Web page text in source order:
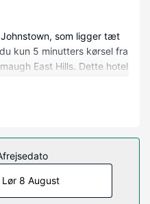
som ligger tæt
kun 5 minutters kørsel fra
East Hills. Dette hotel
Arts Center.
afkølede
mikrobølgeovn. Med
på nettet, og kabelkanaler
inkluderer
og rengøring udføres
Lør 8 August